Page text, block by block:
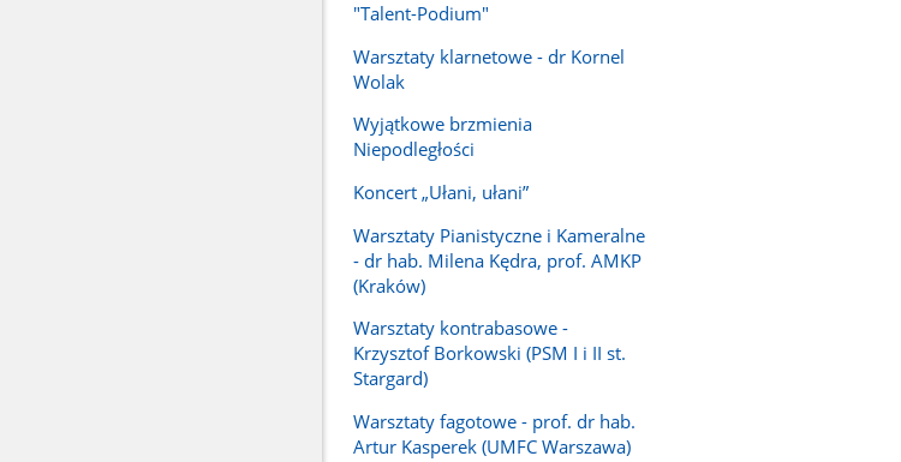
"Talent-Podium"
Warsztaty klarnetowe - dr Kornel
Wolak
Wyjątkowe brzmienia
Niepodległości
Koncert „Ułani, ułani”
Warsztaty Pianistyczne i Kameralne
- dr hab. Milena Kędra, prof. AMKP
(Kraków)
Warsztaty kontrabasowe -
Krzysztof Borkowski (PSM I i II st.
Stargard)
Warsztaty fagotowe - prof. dr hab.
Artur Kasperek (UMFC Warszawa)